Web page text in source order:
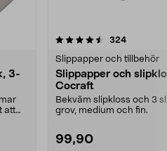
3-
att
324
Slippapper och tillbehör
Slippapper och
Cocraft
Bekväm slipkloss och 3
grov, medium och fin.
99,90
4.0 av 5 stjärnor